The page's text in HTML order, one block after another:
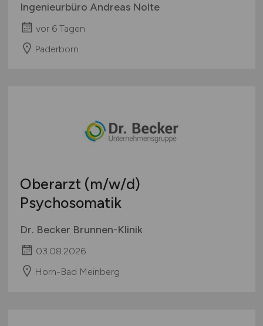
Ingenieurbüro Andreas Nolte
vor 6 Tagen
Paderborn
Oberarzt (m/w/d)
Psychosomatik
Dr. Becker Brunnen-Klinik
03.08.2026
Horn-Bad Meinberg